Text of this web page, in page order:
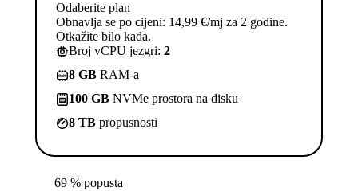
Odaberite plan
Obnavlja se po cijeni: 14,99 €/mj za 2 godine.
Otkažite bilo kada.
Broj vCPU jezgri: 2
8 GB RAM-a
100 GB NVMe prostora na disku
8 TB propusnosti
69 % popusta